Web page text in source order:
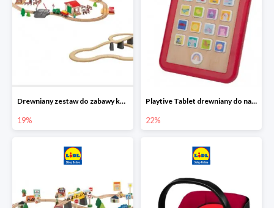
Drewniany zestaw do zabawy kolejką - farma i wiadukt
19%
Playtive Tablet drewniany do nauki, interaktywny
22%